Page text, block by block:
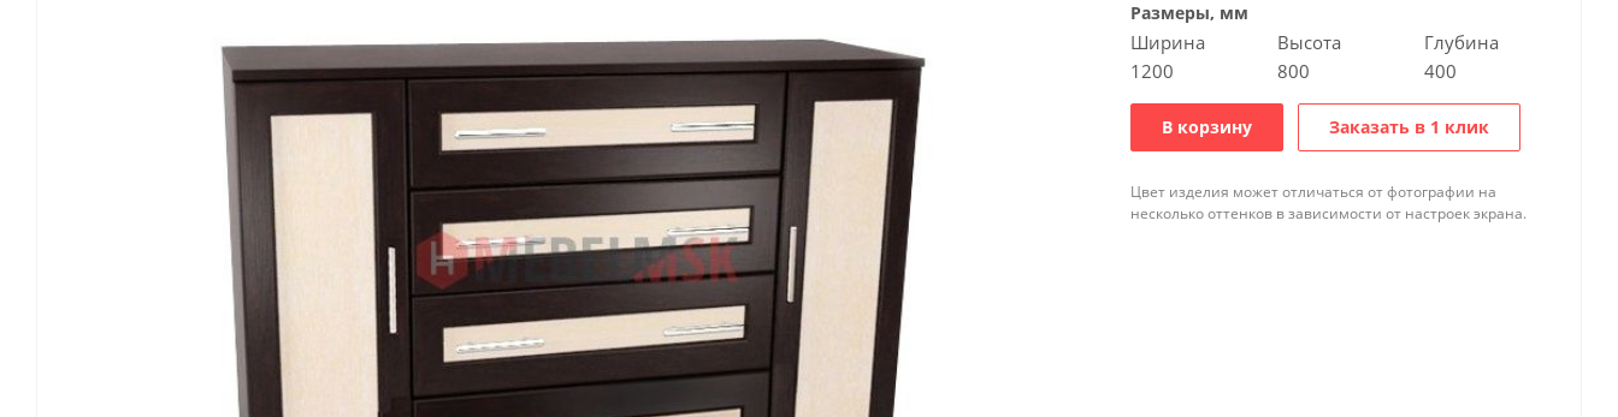
Размеры, мм
Ширина
1200
Высота
800
Глубина
400
В корзину Заказать в 1 клик
Цвет изделия может отличаться от фотографии на
несколько оттенков в зависимости от настроек экрана.